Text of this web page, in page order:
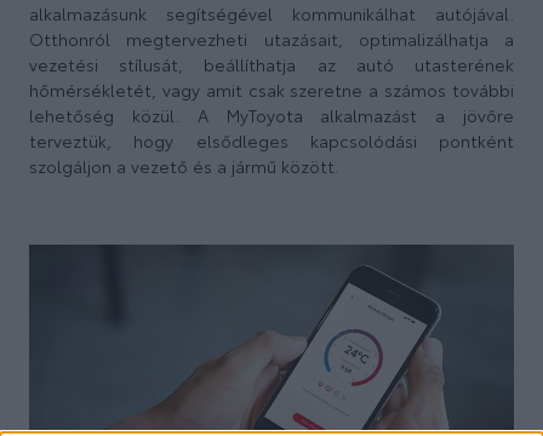
alkalmazásunk segítségével kommunikálhat autójával.
Otthonról megtervezheti utazásait, optimalizálhatja a
vezetési stílusát, beállíthatja az autó utasterének
hőmérsékletét, vagy amit csak szeretne a számos további
lehetőség közül. A MyToyota alkalmazást a jövőre
terveztük, hogy elsődleges kapcsolódási pontként
szolgáljon a vezető és a jármű között.